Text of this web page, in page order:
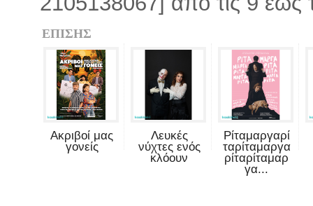
ΕΠΙΣΗΣ
Ακριβοί μας
γονείς
Λευκές
νύχτες ενός
κλόουν
Ρίταμαργαρί
ταρίταμαργα
ρίταρίταμαρ
γα...